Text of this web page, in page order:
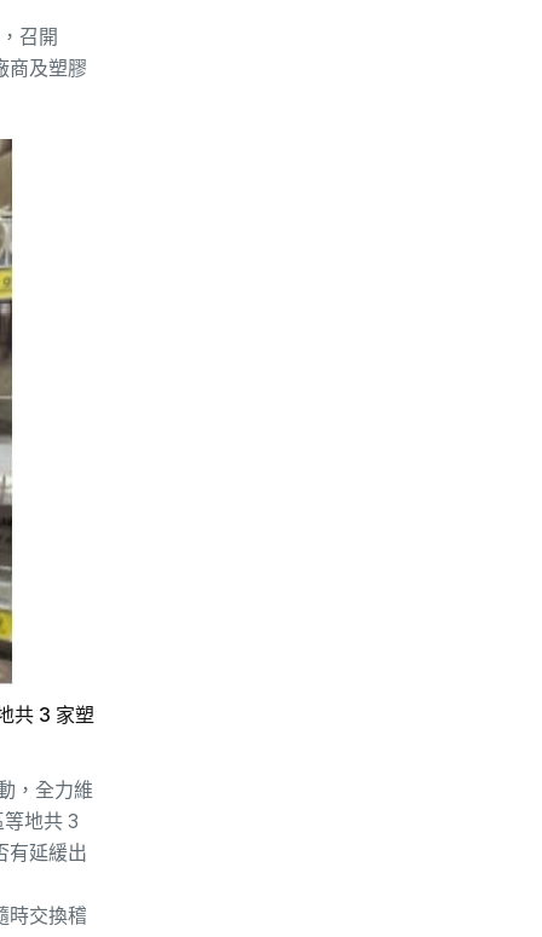
召開
商及塑膠
共 3 家塑
，全力維
地共 3
有延緩出
時交換稽